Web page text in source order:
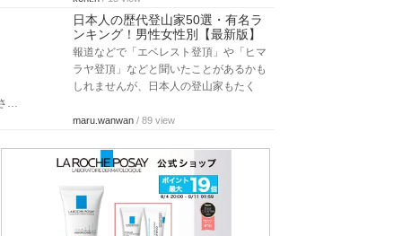
日本人の歴代登山家50選・有名ラ
ンキング！男性女性別【最新版】
報道などで「エベレスト登頂」や「ヒマ
ラヤ登頂」などと聞いたことがあるかも
しれませんが、日本人の登山家もたく
…
maru.wanwan / 89 view